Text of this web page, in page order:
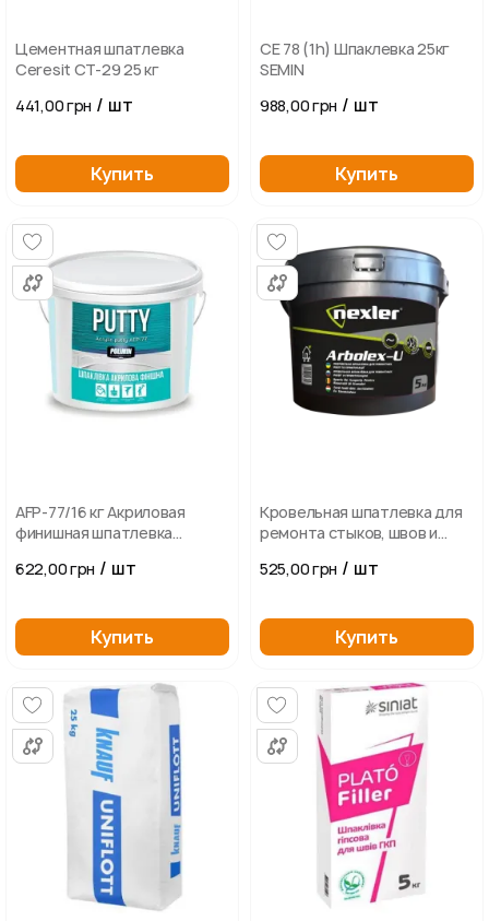
Цементная шпатлевка
Ceresit CT-29 25 кг
441,00 грн / шт
Купить
СЕ 78 (1h) Шпаклевка 25кг
SEMIN
988,00 грн / шт
Купить
AFP-77/16 кг Акриловая
финишная шпатлевка
622,00 грн / шт
Купить
Кровельная шпатлевка для
ремонта стыков, швов и
ARBOLEX-U, 5 кг
525,00 грн / шт
Купить